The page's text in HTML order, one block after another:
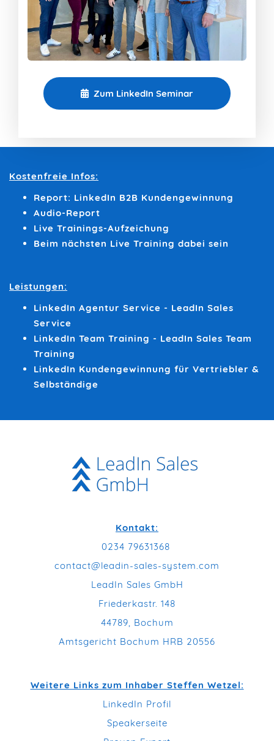
Zum LinkedIn Seminar
Kostenfreie Infos:
Report: LinkedIn B2B Kundengewinnung
Audio-Report
Live Trainings-Aufzeichung
Beim nächsten Live Training dabei sein
Leistungen:
LinkedIn Agentur Service - LeadIn Sales
Service
LinkedIn Team Training - LeadIn Sales Team
Training
LinkedIn Kundengewinnung für Vertriebler &
Selbständige
Kontakt:
0234 79631368
contact@leadin-sales-system.com
LeadIn Sales GmbH
Friederkastr. 148
44789, Bochum
Amtsgericht Bochum HRB 20556
Weitere Links zum Inhaber Steffen Wetzel:
LinkedIn Profil
Speakerseite